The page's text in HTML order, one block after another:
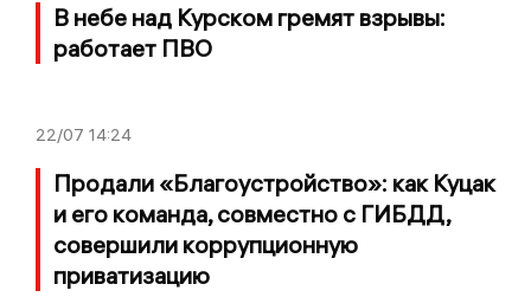
В небе над Курском гремят взрывы:
работает ПВО
22/07 14:24
Продали «Благоустройство»: как Куцак
и его команда, совместно с ГИБДД,
совершили коррупционную
приватизацию